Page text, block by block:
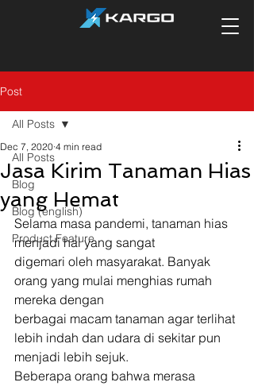
Post
All Posts
Blog
Blog (english)
Product Feature
All Posts
Jasa Kirim Tanaman Hias
yang Hemat
Dec 7, 2020 4 min read
Selama masa pandemi, tanaman hias
menjadi hal yang sangat
digemari oleh masyarakat. Banyak
orang yang mulai menghias rumah
mereka dengan
berbagai macam tanaman agar terlihat
lebih indah dan udara di sekitar pun
menjadi lebih sejuk.
Beberapa orang bahwa merasa